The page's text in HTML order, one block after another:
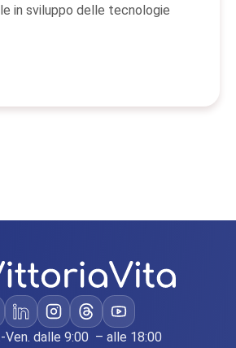
in sviluppo delle tecnologie
Ven. dalle 9:00 – alle 18:00